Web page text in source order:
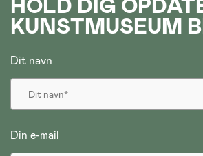
KUNSTMUSEUM
Dit navn
Din e-mail